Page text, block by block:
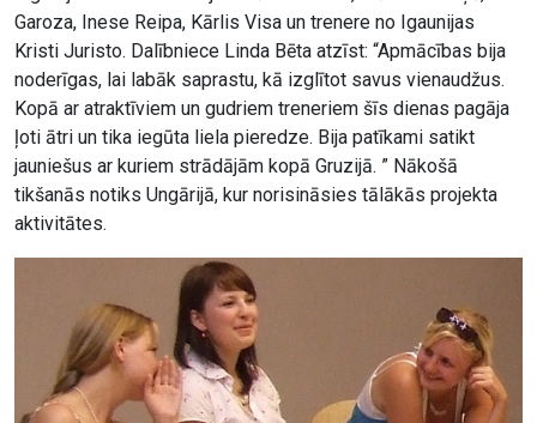
Garoza, Inese Reipa, Kārlis Visa un trenere no Igaunijas
Kristi Juristo. Dalībniece Linda Bēta atzīst: “Apmācības bija
noderīgas, lai labāk saprastu, kā izglītot savus vienaudžus.
Kopā ar atraktīviem un gudriem treneriem šīs dienas pagāja
ļoti ātri un tika iegūta liela pieredze. Bija patīkami satikt
jauniešus ar kuriem strādājām kopā Gruzijā. ” Nākošā
tikšanās notiks Ungārijā, kur norisināsies tālākās projekta
aktivitātes.